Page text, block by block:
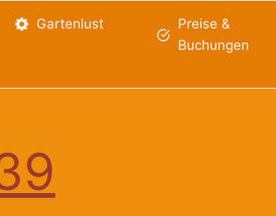
Gartenlust
Preise &
Buchungen